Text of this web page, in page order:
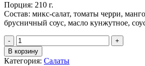
Порция: 210 г.
Состав: микс-салат, томаты черри,
брусничный соус, масло кунжутное,
Количество
В корзину
Категория: Салаты